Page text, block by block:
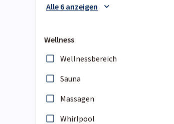
Alle 6 anzeigen
Wellness
Wellnessbereich
Sauna
Massagen
Whirlpool